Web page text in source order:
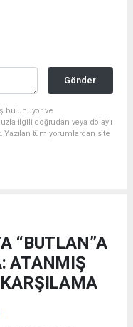
Gönder
bulunuyor ve
ilgili doğrudan veya dolaylı
tüm yorumlardan site
“BUTLAN”A
ATANMIŞ